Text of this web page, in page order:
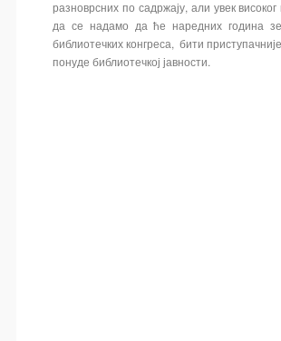
разноврсних по садржају, али увек
да се надамо да ће наредних година
библиотечких конгреса, бити
понуде библиотечкој јавности.